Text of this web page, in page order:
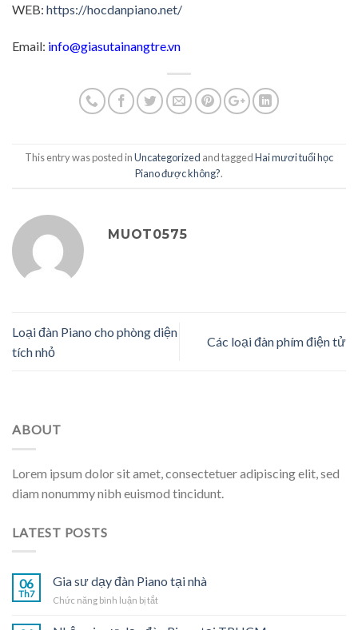
WEB: https://hocdanpiano.net/
Email: info@giasutainangtre.vn
This entry was posted inUncategorized and taggedHai mươi tuổi học
Piano được không?.
MUOT0575
Loại đàn Piano cho phòng diện
tích nhỏ
Các loại đàn phím điện tử
ABOUT
Lorem ipsum dolor sit amet, consectetuer adipiscing elit, sed
diam nonummy nibh euismod tincidunt.
LATEST POSTS
06
Th7
Gia sư dạy đàn Piano tại nhà
Chức năng bình luận bị tắtở